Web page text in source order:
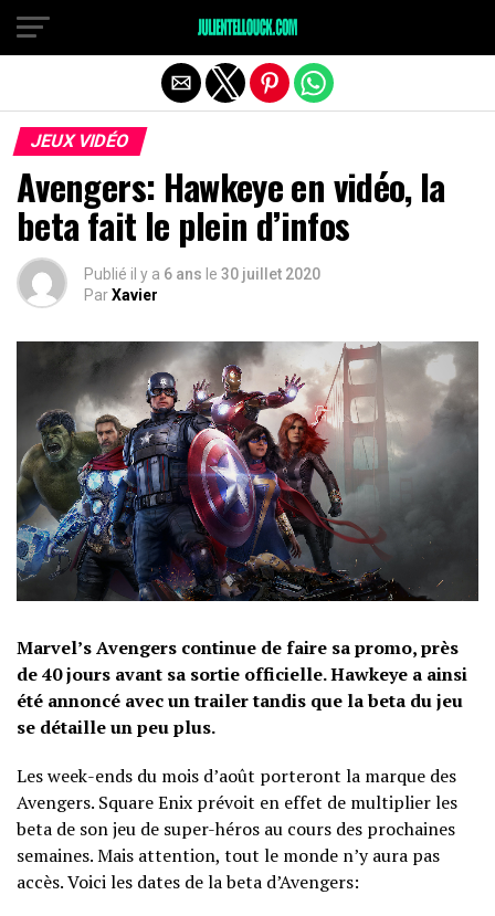
JEUX VIDÉO
Avengers: Hawkeye en vidéo, la
beta fait le plein d’infos
Publié il y a 6 ans le 30 juillet 2020
ParXavier
Marvel’s Avengers continue de faire sa promo, près
de 40 jours avant sa sortie officielle. Hawkeye a ainsi
été annoncé avec un trailer tandis que la beta du jeu
se détaille un peu plus.
Les week-ends du mois d’août porteront la marque des
Avengers. Square Enix prévoit en effet de multiplier les
beta de son jeu de super-héros au cours des prochaines
semaines. Mais attention, tout le monde n’y aura pas
accès. Voici les dates de la beta d’Avengers: